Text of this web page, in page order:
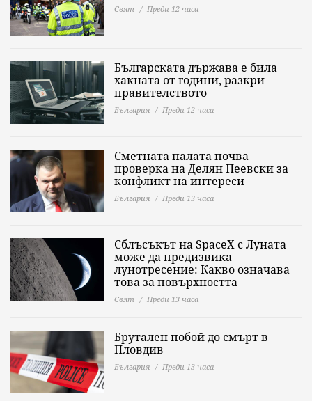
Свят Преди 12 часа
Българската държава е била
хакната от години, разкри
правителството
България Преди 12 часа
Сметната палата почва
проверка на Делян Пеевски за
конфликт на интереси
България Преди 13 часа
Сблъсъкът на SpaceX с Луната
може да предизвика
лунотресение: Какво означава
това за повърхността
Свят Преди 13 часа
Брутален побой до смърт в
Пловдив
България Преди 13 часа